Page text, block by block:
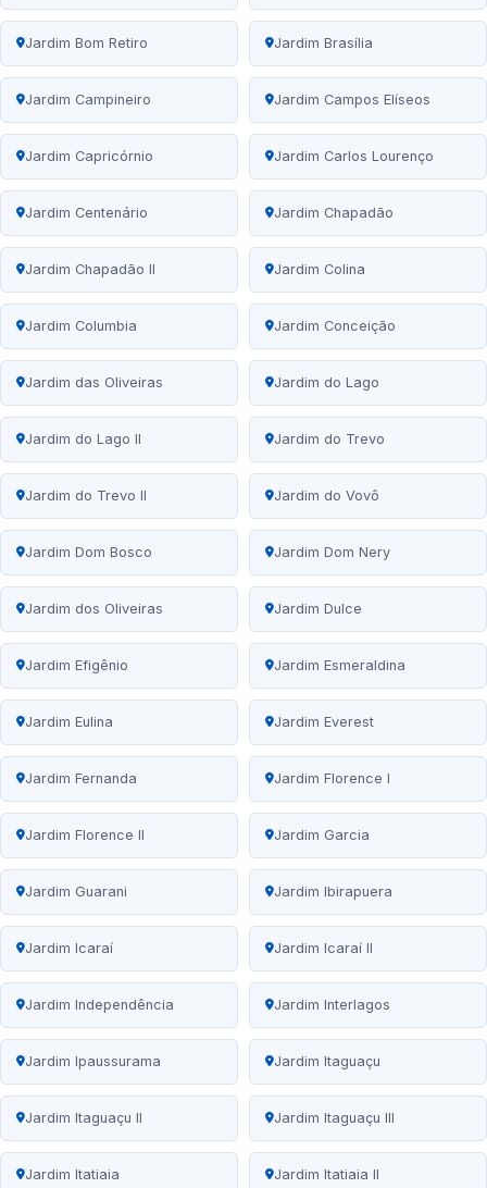
Jardim Bom Retiro Jardim Brasília
Jardim Campineiro Jardim Campos Elíseos
Jardim Capricórnio Jardim Carlos Lourenço
Jardim Centenário Jardim Chapadão
Jardim Chapadão II Jardim Colina
Jardim Columbia Jardim Conceição
Jardim das Oliveiras Jardim do Lago
Jardim do Lago II Jardim do Trevo
Jardim do Trevo II Jardim do Vovô
Jardim Dom Bosco Jardim Dom Nery
Jardim dos Oliveiras Jardim Dulce
Jardim Efigênio Jardim Esmeraldina
Jardim Eulina Jardim Everest
Jardim Fernanda Jardim Florence I
Jardim Florence II Jardim Garcia
Jardim Guarani Jardim Ibirapuera
Jardim Icaraí Jardim Icaraí II
Jardim Independência Jardim Interlagos
Jardim Ipaussurama Jardim Itaguaçu
Jardim Itaguaçu II Jardim Itaguaçu III
Jardim Itatiaia Jardim Itatiaia II